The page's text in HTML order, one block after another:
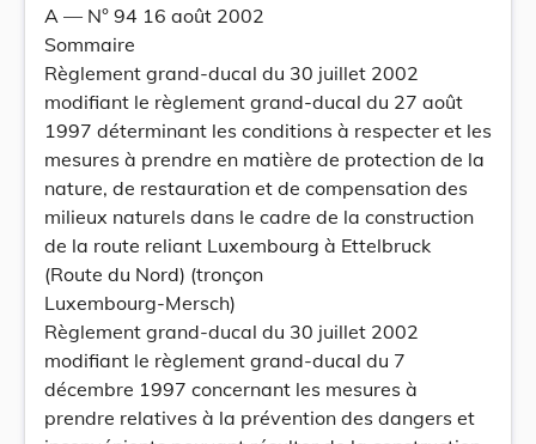
A –– N° 94 16 août 2002
Sommaire
Règlement grand-ducal du 30 juillet 2002
modifiant le règlement grand-ducal du 27 août
1997 déterminant les conditions à respecter et les
mesures à prendre en matière de protection de la
nature, de restauration et de compensation des
milieux naturels dans le cadre de la construction
de la route reliant Luxembourg à Ettelbruck
(Route du Nord) (tronçon
Luxembourg-Mersch)
Règlement grand-ducal du 30 juillet 2002
modifiant le règlement grand-ducal du 7
décembre 1997 concernant les mesures à
prendre relatives à la prévention des dangers et